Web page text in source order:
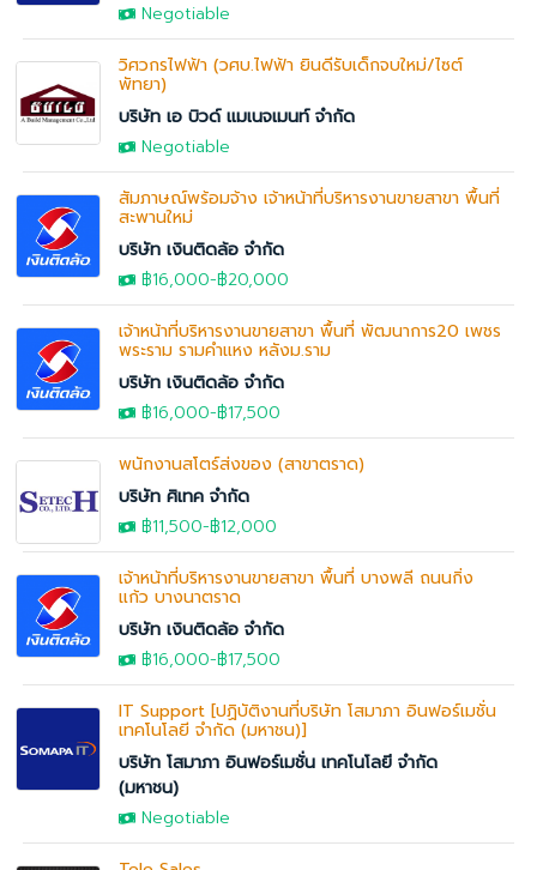
Negotiable
วิศวกรไฟฟ้า (วศบ.ไฟฟ้า ยินดีรับเด็กจบใหม่/ไซต์
พัทยา)
บริษัท เอ บิวด์ แมเนจเมนท์ จำกัด
Negotiable
สัมภาษณ์พร้อมจ้าง เจ้าหน้าที่บริหารงานขายสาขา พื้นที่
สะพานใหม่
บริษัท เงินติดล้อ จำกัด
฿16,000-฿20,000
เจ้าหน้าที่บริหารงานขายสาขา พื้นที่ พัฒนาการ20 เพชร
พระราม รามคำแหง หลังม.ราม
บริษัท เงินติดล้อ จำกัด
฿16,000-฿17,500
พนักงานสโตร์ส่งของ (สาขาตราด)
บริษัท ศิเทค จำกัด
฿11,500-฿12,000
เจ้าหน้าที่บริหารงานขายสาขา พื้นที่ บางพลี ถนนกิ่ง
แก้ว บางนาตราด
บริษัท เงินติดล้อ จำกัด
฿16,000-฿17,500
IT Support [ปฏิบัติงานที่บริษัท โสมาภา อินฟอร์เมชั่น
เทคโนโลยี จำกัด (มหาชน)]
บริษัท โสมาภา อินฟอร์เมชั่น เทคโนโลยี จำกัด
(มหาชน)
Negotiable